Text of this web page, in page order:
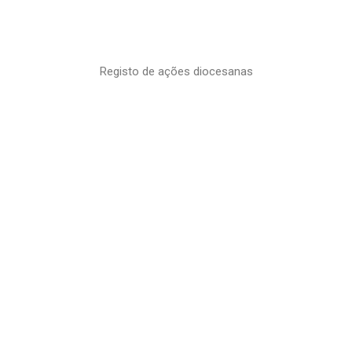
Registo de ações diocesanas